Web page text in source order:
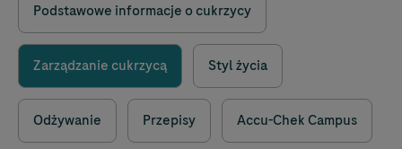
Podstawowe informacje o cukrzycy
Zarządzanie cukrzycą Styl życia
Odżywanie Przepisy Accu-Chek Campus